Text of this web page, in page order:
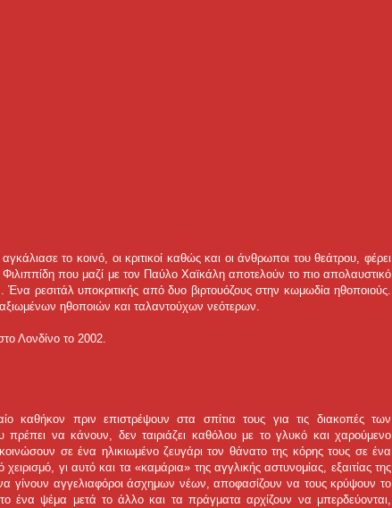
το κοινό, οι κριτικοί καθώς και οι άνθρωποι του θεάτρου, φέρει
που μαζί με τον Παύλο Χαϊκάλη αποτελούν το πιο απολαυστικό
ρεσιτάλ υποκριτικής από δυο βιρτουόζους στην κωμωδία ηθοποιούς.
ηθοποιών και ταλαντούχων νεότερων.
Λονδίνο το 2002.
καθήκον πριν επιστρέψουν στα σπίτια τους για τις διακοπές των
να κάνουν, δεν ταιριάζει καθόλου με το γλυκό και χαρούμενο
σε ένα ηλικιωμένο ζευγάρι τον θάνατο της κόρης τους σε ένα
γι αυτό και τα «καμάρια» της αγγλικής αστυνομίας, εξαιτίας της
γίνουν αγγελιαφόροι άσχημων νέων, αποφασίζουν να τους κρύψουν το
ένα ψέμα μετά το άλλο και τα πράγματα αρχίζουν να μπερδεύονται,